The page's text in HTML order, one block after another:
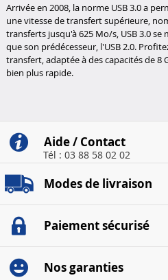
Arrivée en 2008, la norme USB 3.0 a
une vitesse de transfert supérieure,
transferts jusqu'à 625 Mo/s, USB 3.0
que son prédécesseur, l'USB 2.0.
transfert, adaptée à des capacités de 8
bien plus rapide.
Aide / Contact
Tél : 03 88 58 02 02
Modes de livraison
Paiement sécurisé
Nos garanties